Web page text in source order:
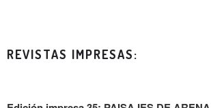
REVISTAS IMPRESAS: